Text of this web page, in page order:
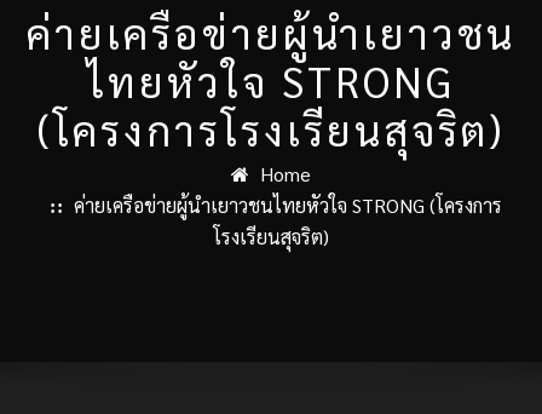
ค่ายเครือข่ายผู้นำเยาวชน
ไทยหัวใจ STRONG
(โครงการโรงเรียนสุจริต)
Home
ค่ายเครือข่ายผู้นำเยาวชนไทยหัวใจ STRONG (โครงการ
โรงเรียนสุจริต)